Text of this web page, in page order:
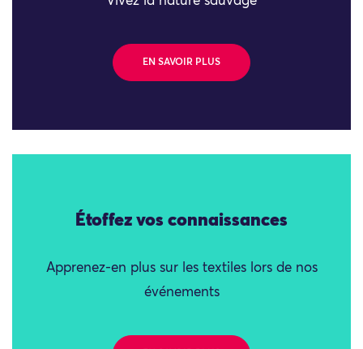
EN SAVOIR PLUS
Étoffez vos connaissances
Apprenez-en plus sur les textiles lors de nos
événements